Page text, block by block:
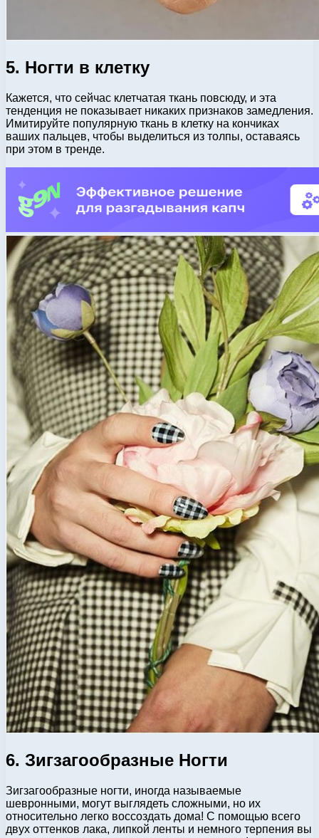
5. Ногти в клетку
Кажется, что сейчас клетчатая ткань повсюду, и эта
тенденция не показывает никаких признаков замедления.
Имитируйте популярную ткань в клетку на кончиках
ваших пальцев, чтобы выделиться из толпы, оставаясь
при этом в тренде.
6. Зигзагообразные Ногти
Зигзагообразные ногти, иногда называемые
шевронными, могут выглядеть сложными, но их
относительно легко воссоздать дома! С помощью всего
двух оттенков лака, липкой ленты и немного терпения вы